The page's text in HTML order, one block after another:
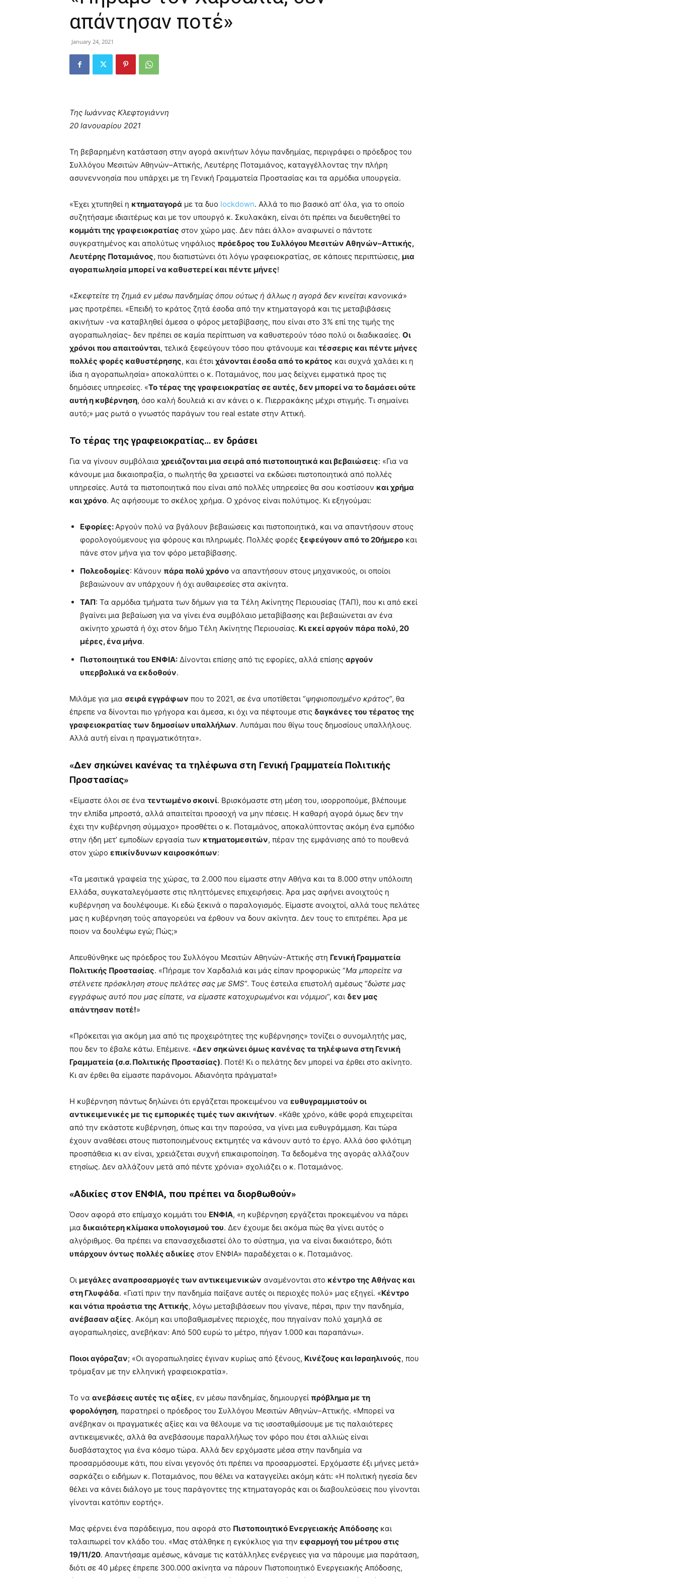
απάντησαν ποτέ»
January 24, 2021
Της Ιωάννας Κλεφτογιάννη
20 Ιανουαρίου 2021
Τη βεβαρημένη κατάσταση στην αγορά ακινήτων λόγω πανδημίας, περιγράφει ο πρόεδρος του
Συλλόγου Μεσιτών Αθηνών–Αττικής, Λευτέρης Ποταμιάνος, καταγγέλλοντας την πλήρη
ασυνεννοησία που υπάρχει με τη Γενική Γραμματεία Προστασίας και τα αρμόδια υπουργεία.
«Έχει χτυπηθεί η κτηματαγορά με τα δυο lockdown. Αλλά το πιο βασικό απ’ όλα, για το οποίο
συζητήσαμε ιδιαιτέρως και με τον υπουργό κ. Σκυλακάκη, είναι ότι πρέπει να διευθετηθεί το
κομμάτι της γραφειοκρατίας στον χώρο μας. Δεν πάει άλλο» αναφωνεί ο πάντοτε
συγκρατημένος και απολύτως νηφάλιος πρόεδρος του Συλλόγου Μεσιτών Αθηνών–Αττικής,
Λευτέρης Ποταμιάνος, που διαπιστώνει ότι λόγω γραφειοκρατίας, σε κάποιες περιπτώσεις, μια
αγοραπωλησία μπορεί να καθυστερεί και πέντε μήνες!
«Σκεφτείτε τη ζημιά εν μέσω πανδημίας όπου ούτως ή άλλως η αγορά δεν κινείται κανονικά»
μας προτρέπει. «Επειδή το κράτος ζητά έσοδα από την κτηματαγορά και τις μεταβιβάσεις
ακινήτων -να καταβληθεί άμεσα ο φόρος μεταβίβασης, που είναι στο 3% επί της τιμής της
αγοραπωλησίας- δεν πρέπει σε καμία περίπτωση να καθυστερούν τόσο πολύ οι διαδικασίες. Οι
χρόνοι που απαιτούνται, τελικά ξεφεύγουν τόσο που φτάνουμε και τέσσερις και πέντε μήνες
πολλές φορές καθυστέρησης, και έτσι χάνονται έσοδα από το κράτος και συχνά χαλάει κι η
ίδια η αγοραπωλησία» αποκαλύπτει ο κ. Ποταμιάνος, που μας δείχνει εμφατικά προς τις
δημόσιες υπηρεσίες. «Το τέρας της γραφειοκρατίας σε αυτές, δεν μπορεί να το δαμάσει ούτε
αυτή η κυβέρνηση, όσο καλή δουλειά κι αν κάνει ο κ. Πιερρακάκης μέχρι στιγμής. Τι σημαίνει
αυτό;» μας ρωτά ο γνωστός παράγων του real estate στην Αττική.
Το τέρας της γραφειοκρατίας… εν δράσει
Για να γίνουν συμβόλαια χρειάζονται μια σειρά από πιστοποιητικά και βεβαιώσεις: «Για να
κάνουμε μια δικαιοπραξία, ο πωλητής θα χρειαστεί να εκδώσει πιστοποιητικά από πολλές
υπηρεσίες. Αυτά τα πιστοποιητικά που είναι από πολλές υπηρεσίες θα σου κοστίσουν και χρήμα
και χρόνο. Ας αφήσουμε το σκέλος χρήμα. Ο χρόνος είναι πολύτιμος. Κι εξηγούμαι:
Εφορίες:Αργούν πολύ να βγάλουν βεβαιώσεις και πιστοποιητικά, και να απαντήσουν στους
φορολογούμενους για φόρους και πληρωμές. Πολλές φορές ξεφεύγουν από το 20ήμερο και
πάνε στον μήνα για τον φόρο μεταβίβασης.
Πολεοδομίες: Κάνουν πάρα πολύ χρόνο να απαντήσουν στους μηχανικούς, οι οποίοι
βεβαιώνουν αν υπάρχουν ή όχι αυθαιρεσίες στα ακίνητα.
ΤΑΠ: Τα αρμόδια τμήματα των δήμων για τα Τέλη Ακίνητης Περιουσίας (ΤΑΠ), που κι από εκεί
βγαίνει μια βεβαίωση για να γίνει ένα συμβόλαιο μεταβίβασης και βεβαιώνεται αν ένα
ακίνητο χρωστά ή όχι στον δήμο Τέλη Ακίνητης Περιουσίας. Κι εκεί αργούν πάρα πολύ, 20
μέρες, ένα μήνα.
Πιστοποιητικά του ΕΝΦΙΑ: Δίνονται επίσης από τις εφορίες, αλλά επίσης αργούν
υπερβολικά να εκδοθούν.
Μιλάμε για μια σειρά εγγράφων που το 2021, σε ένα υποτίθεται “ψηφιοποιημένο κράτος“, θα
έπρεπε να δίνονται πιο γρήγορα και άμεσα, κι όχι να πέφτουμε στις δαγκάνες του τέρατος της
γραφειοκρατίας των δημοσίων υπαλλήλων. Λυπάμαι που θίγω τους δημοσίους υπαλλήλους.
Αλλά αυτή είναι η πραγματικότητα».
«Δεν σηκώνει κανένας τα τηλέφωνα στη Γενική Γραμματεία Πολιτικής
Προστασίας»
«Είμαστε όλοι σε ένα τεντωμένο σκοινί. Βρισκόμαστε στη μέση του, ισορροπούμε, βλέπουμε
την ελπίδα μπροστά, αλλά απαιτείται προσοχή να μην πέσεις. Η καθαρή αγορά όμως δεν την
έχει την κυβέρνηση σύμμαχο» προσθέτει ο κ. Ποταμιάνος, αποκαλύπτοντας ακόμη ένα εμπόδιο
στην ήδη μετ’ εμποδίων εργασία των κτηματομεσιτών, πέραν της εμφάνισης από το πουθενά
στον χώρο επικίνδυνων καιροσκόπων:
«Τα μεσιτικά γραφεία της χώρας, τα 2.000 που είμαστε στην Αθήνα και τα 8.000 στην υπόλοιπη
Ελλάδα, συγκαταλεγόμαστε στις πληττόμενες επιχειρήσεις. Άρα μας αφήνει ανοιχτούς η
κυβέρνηση να δουλέψουμε. Κι εδώ ξεκινά ο παραλογισμός. Είμαστε ανοιχτοί, αλλά τους πελάτες
μας η κυβέρνηση τούς απαγορεύει να έρθουν να δουν ακίνητα. Δεν τους το επιτρέπει. Άρα με
ποιον να δουλέψω εγώ; Πώς;»
Απευθύνθηκε ως πρόεδρος του Συλλόγου Μεσιτών Αθηνών-Αττικής στη Γενική Γραμματεία
Πολιτικής Προστασίας. «Πήραμε τον Χαρδαλιά και μάς είπαν προφορικώς “Μα μπορείτε να
στέλνετε πρόσκληση στους πελάτες σας με SMS“. Τους έστειλα επιστολή αμέσως “δώστε μας
εγγράφως αυτό που μας είπατε, να είμαστε κατοχυρωμένοι και νόμιμοι“, και δεν μας
απάντησαν ποτέ!»
«Πρόκειται για ακόμη μια από τις προχειρότητες της κυβέρνησης» τονίζει ο συνομιλητής μας,
που δεν το έβαλε κάτω. Επέμεινε. «Δεν σηκώνει όμως κανένας τα τηλέφωνα στη Γενική
Γραμματεία (σ.σ. Πολιτικής Προστασίας). Ποτέ! Κι ο πελάτης δεν μπορεί να έρθει στο ακίνητο.
Κι αν έρθει θα είμαστε παράνομοι. Αδιανόητα πράγματα!»
Η κυβέρνηση πάντως δηλώνει ότι εργάζεται προκειμένου να ευθυγραμμιστούν οι
αντικειμενικές με τις εμπορικές τιμές των ακινήτων. «Κάθε χρόνο, κάθε φορά επιχειρείται
από την εκάστοτε κυβέρνηση, όπως και την παρούσα, να γίνει μια ευθυγράμμιση. Και τώρα
έχουν αναθέσει στους πιστοποιημένους εκτιμητές να κάνουν αυτό το έργο. Αλλά όσο φιλότιμη
προσπάθεια κι αν είναι, χρειάζεται συχνή επικαιροποίηση. Τα δεδομένα της αγοράς αλλάζουν
ετησίως. Δεν αλλάζουν μετά από πέντε χρόνια» σχολιάζει ο κ. Ποταμιάνος.
«Αδικίες στον ΕΝΦΙΑ, που πρέπει να διορθωθούν»
Όσον αφορά στο επίμαχο κομμάτι του ΕΝΦΙΑ, «η κυβέρνηση εργάζεται προκειμένου να πάρει
μια δικαιότερη κλίμακα υπολογισμού του. Δεν έχουμε δει ακόμα πώς θα γίνει αυτός ο
αλγόριθμος. Θα πρέπει να επανασχεδιαστεί όλο το σύστημα, για να είναι δικαιότερο, διότι
υπάρχουν όντως πολλές αδικίες στον ΕΝΦΙΑ» παραδέχεται ο κ. Ποταμιάνος.
Οι μεγάλες αναπροσαρμογές των αντικειμενικών αναμένονται στο κέντρο της Αθήνας και
στη Γλυφάδα. «Γιατί πριν την πανδημία παίξανε αυτές οι περιοχές πολύ» μας εξηγεί. «Κέντρο
και νότια προάστια της Αττικής, λόγω μεταβιβάσεων που γίνανε, πέρσι, πριν την πανδημία,
ανέβασαν αξίες. Ακόμη και υποβαθμισμένες περιοχές, που πηγαίναν πολύ χαμηλά σε
αγοραπωλησίες, ανεβήκαν: Από 500 ευρώ το μέτρο, πήγαν 1.000 και παραπάνω».
Ποιοι αγόραζαν; «Οι αγοραπωλησίες έγιναν κυρίως από ξένους, Κινέζους και Ισραηλινούς, που
τρόμαξαν με την ελληνική γραφειοκρατία».
Το να ανεβάσεις αυτές τις αξίες, εν μέσω πανδημίας, δημιουργεί πρόβλημα με τη
φορολόγηση, παρατηρεί ο πρόεδρος του Συλλόγου Μεσιτών Αθηνών–Αττικής. «Μπορεί να
ανέβηκαν οι πραγματικές αξίες και να θέλουμε να τις ισοσταθμίσουμε με τις παλαιότερες
αντικειμενικές, αλλά θα ανεβάσουμε παραλλήλως τον φόρο που έτσι αλλιώς είναι
δυσβάσταχτος για ένα κόσμο τώρα. Αλλά δεν ερχόμαστε μέσα στην πανδημία να
προσαρμόσουμε κάτι, που είναι γεγονός ότι πρέπει να προσαρμοστεί. Ερχόμαστε έξι μήνες μετά»
σαρκάζει ο ειδήμων κ. Ποταμιάνος, που θέλει να καταγγείλει ακόμη κάτι: «Η πολιτική ηγεσία δεν
θέλει να κάνει διάλογο με τους παράγοντες της κτηματαγοράς και οι διαβουλεύσεις που γίνονται
γίνονται κατόπιν εορτής».
Μας φέρνει ένα παράδειγμα, που αφορά στο Πιστοποιητικό Ενεργειακής Απόδοσης και
ταλαιπωρεί τον κλάδο του. «Μας στάλθηκε η εγκύκλιος για την εφαρμογή του μέτρου στις
19/11/20. Απαντήσαμε αμέσως, κάναμε τις κατάλληλες ενέργειες για να πάρουμε μια παράταση,
διότι σε 40 μέρες έπρεπε 300.000 ακίνητα να πάρουν Πιστοποιητικό Ενεργειακής Απόδοσης,